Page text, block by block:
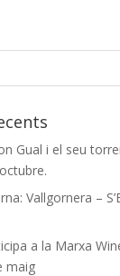
Gual i el seu
Vallgornera –
a la Marxa
maig